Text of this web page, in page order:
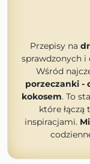
Przepisy na
sprawdzonych i
Wśród
porzeczanki -
kokosem. To
które
inspiracjami.